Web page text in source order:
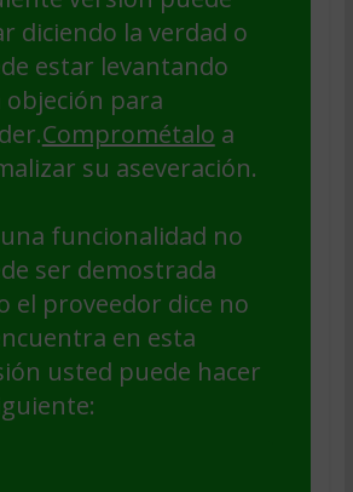
diciendo la verdad o
estar levantando
objeción para
Comprométalo a
su aseveración.
una funcionalidad no
ser demostrada
el proveedor dice no
en esta
usted puede hacer